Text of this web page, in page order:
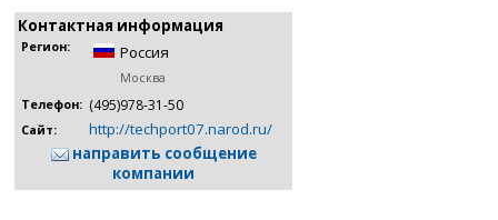
Контактная информация
Регион: Россия
Москва
Телефон: (495)978-31-50
Сайт:
http://techport07.narod.ru/
направить сообщение
компании